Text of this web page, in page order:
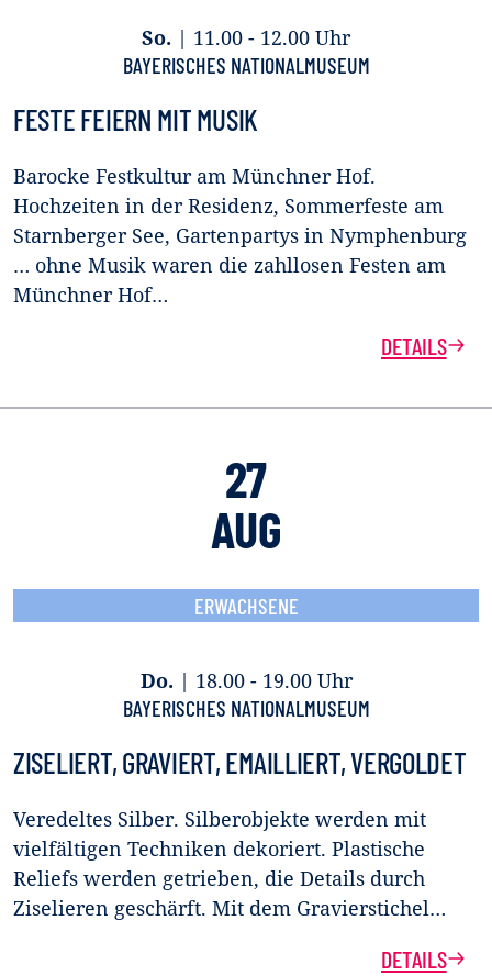
So. | 11.00 - 12.00 Uhr
BAYERISCHES NATIONALMUSEUM
FESTE FEIERN MIT MUSIK
Barocke Festkultur am Münchner Hof.
Hochzeiten in der Residenz, Sommerfeste am
Starnberger See, Gartenpartys in Nymphenburg
… ohne Musik waren die zahllosen Festen am
Münchner Hof…
DETAILS
27
AUG
ERWACHSENE
Do. | 18.00 - 19.00 Uhr
BAYERISCHES NATIONALMUSEUM
ZISELIERT, GRAVIERT, EMAILLIERT, VERGOLDET
Veredeltes Silber. Silberobjekte werden mit
vielfältigen Techniken dekoriert. Plastische
Reliefs werden getrieben, die Details durch
Ziselieren geschärft. Mit dem Gravierstichel…
DETAILS